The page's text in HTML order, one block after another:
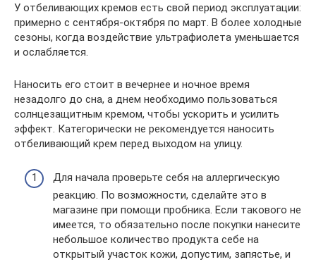
У отбеливающих кремов есть свой период эксплуатации:
примерно с сентября-октября по март. В более холодные
сезоны, когда воздействие ультрафиолета уменьшается
и ослабляется.
Наносить его стоит в вечернее и ночное время
незадолго до сна, а днем необходимо пользоваться
солнцезащитным кремом, чтобы ускорить и усилить
эффект. Категорически не рекомендуется наносить
отбеливающий крем перед выходом на улицу.
Для начала проверьте себя на аллергическую
реакцию. По возможности, сделайте это в
магазине при помощи пробника. Если такового не
имеется, то обязательно после покупки нанесите
небольшое количество продукта себе на
открытый участок кожи, допустим, запястье, и